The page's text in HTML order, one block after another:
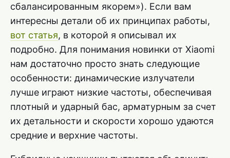
сбалансированным якорем»). Если вам
интересны детали об их принципах работы,
вот статья, в которой я описывал их
подробно. Для понимания новинки от Xiaomi
нам достаточно просто знать следующие
особенности: динамические излучатели
лучше играют низкие частоты, обеспечивая
плотный и ударный бас, арматурным за счет
их детальности и скорости хорошо удаются
средние и верхние частоты.